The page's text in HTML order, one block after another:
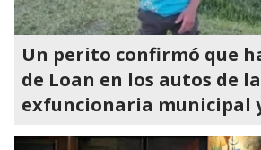
Un perito confirmó que
de Loan en los autos de la
exfuncionaria municipal